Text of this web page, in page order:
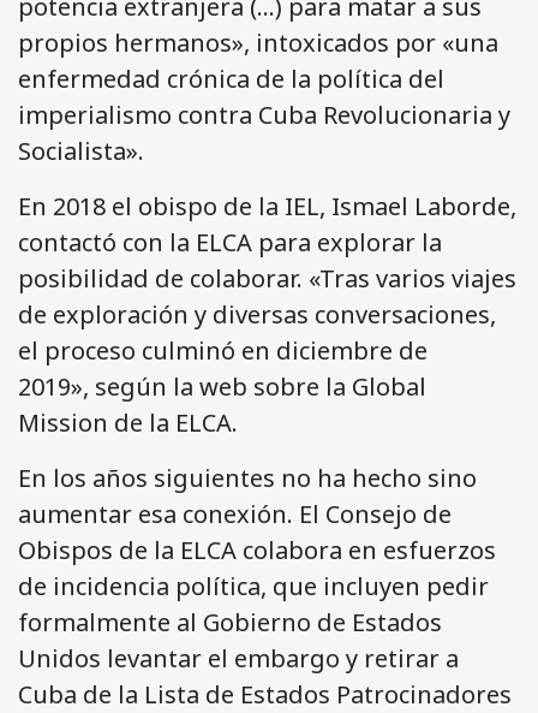
potencia extranjera (…) para matar a sus
propios hermanos», intoxicados por «una
enfermedad crónica de la política del
imperialismo contra Cuba Revolucionaria y
Socialista».
En 2018 el obispo de la IEL, Ismael Laborde,
contactó con la ELCA para explorar la
posibilidad de colaborar. «Tras varios viajes
de exploración y diversas conversaciones,
el proceso culminó en diciembre de
2019», según la web sobre la Global
Mission de la ELCA.
En los años siguientes no ha hecho sino
aumentar esa conexión. El Consejo de
Obispos de la ELCA colabora en esfuerzos
de incidencia política, que incluyen pedir
formalmente al Gobierno de Estados
Unidos levantar el embargo y retirar a
Cuba de la Lista de Estados Patrocinadores